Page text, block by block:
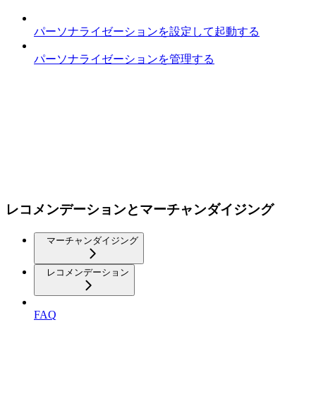
パーソナライゼーションを設定して起動する
パーソナライゼーションを管理する
レコメンデーションとマーチャンダイジング
マーチャンダイジング
レコメンデーション
FAQ